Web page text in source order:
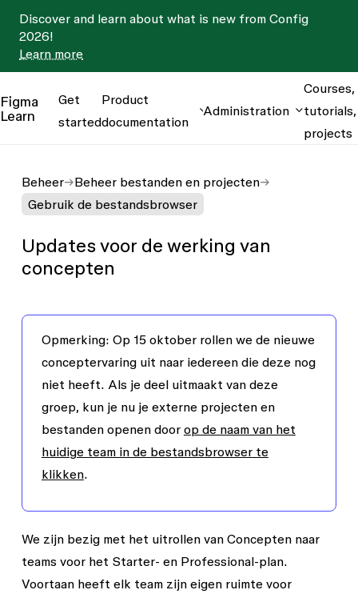
Discover and learn about what is new from Config
2026!
Learn more
Figma
Learn
Get
started
Product
documentation
Administration
Courses,
tutorials,
projects
Beheer
Beheer bestanden en projecten
Gebruik de bestandsbrowser
Updates voor de werking van
concepten
Opmerking: Op 15 oktober rollen we de nieuwe
conceptervaring uit naar iedereen die deze nog
niet heeft. Als je deel uitmaakt van deze
groep, kun je nu je externe projecten en
bestanden openen door op de naam van het
huidige team in de bestandsbrowser te
klikken.
We zijn bezig met het uitrollen van Conceptennaar
teams voor het Starter- en Professional-plan.
Voortaan heeft elk team zijn eigen ruimte voor